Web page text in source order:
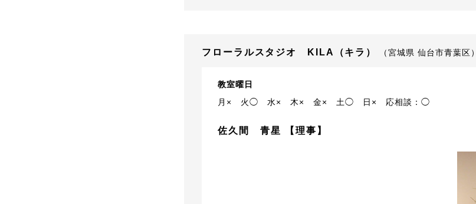
フローラルスタジオ KILA（キラ） （宮城県 仙台市青葉区）
教室曜日
月×
火◯ 水× 木× 金× 土◯ 日× 応相談：◯
佐久間 青星 【理事】